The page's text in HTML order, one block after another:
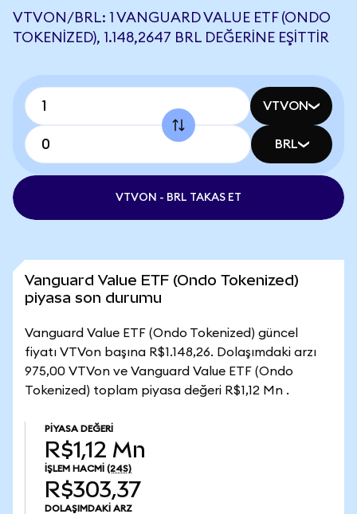
VTVON/BRL: 1 VANGUARD VALUE ETF (ONDO
TOKENIZED), 1.148,2647 BRL DEĞERINE EŞITTIR
VTVON
BRL
VTVON - BRL TAKAS ET
Vanguard Value ETF (Ondo Tokenized)
piyasa son durumu
Vanguard Value ETF (Ondo Tokenized) güncel
fiyatı VTVon başına R$1.148,26. Dolaşımdaki arzı
975,00 VTVon ve Vanguard Value ETF (Ondo
Tokenized) toplam piyasa değeri R$1,12 Mn .
PIYASA DEĞERI
R$1,12 Mn
İŞLEM HACMI (24S)
R$303,37
DOLAŞIMDAKI ARZ